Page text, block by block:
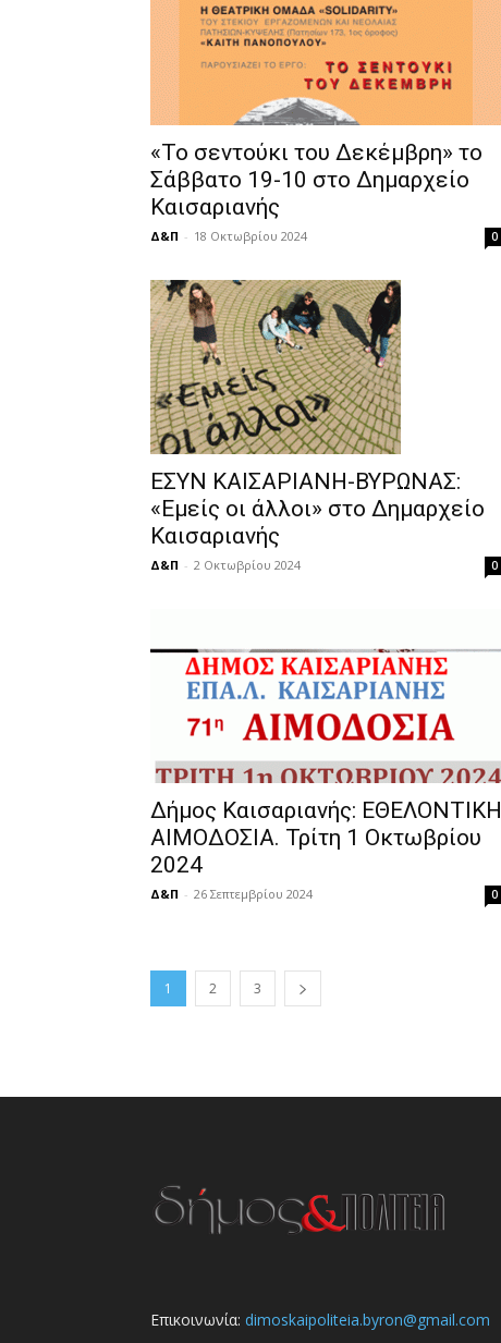
«Το σεντούκι του Δεκέμβρη» το
Σάββατο 19-10 στο Δημαρχείο
Καισαριανής
Δ&Π - 18 Οκτωβρίου 2024 0
ΕΣΥΝ ΚΑΙΣΑΡΙΑΝΗ-ΒΥΡΩΝΑΣ:
«Εμείς οι άλλοι» στο Δημαρχείο
Καισαριανής
Δ&Π - 2 Οκτωβρίου 2024 0
Δήμος Καισαριανής: ΕΘΕΛΟΝΤΙΚΗ
ΑΙΜΟΔΟΣΙΑ. Τρίτη 1 Οκτωβρίου
2024
Δ&Π - 26 Σεπτεμβρίου 2024 0
1 2 3
Επικοινωνία: dimoskaipoliteia.byron@gmail.com